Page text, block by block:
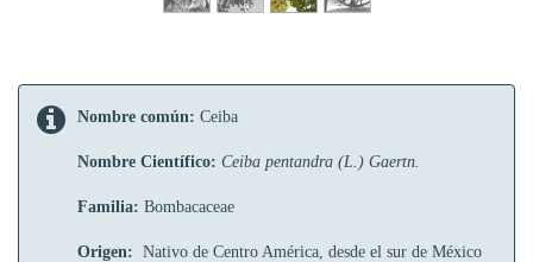
Nombre común: Ceiba
Nombre Científico: Ceiba pentandra (L.) Gaertn.
Familia: Bombacaceae
Origen: Nativo de Centro América, desde el sur de México